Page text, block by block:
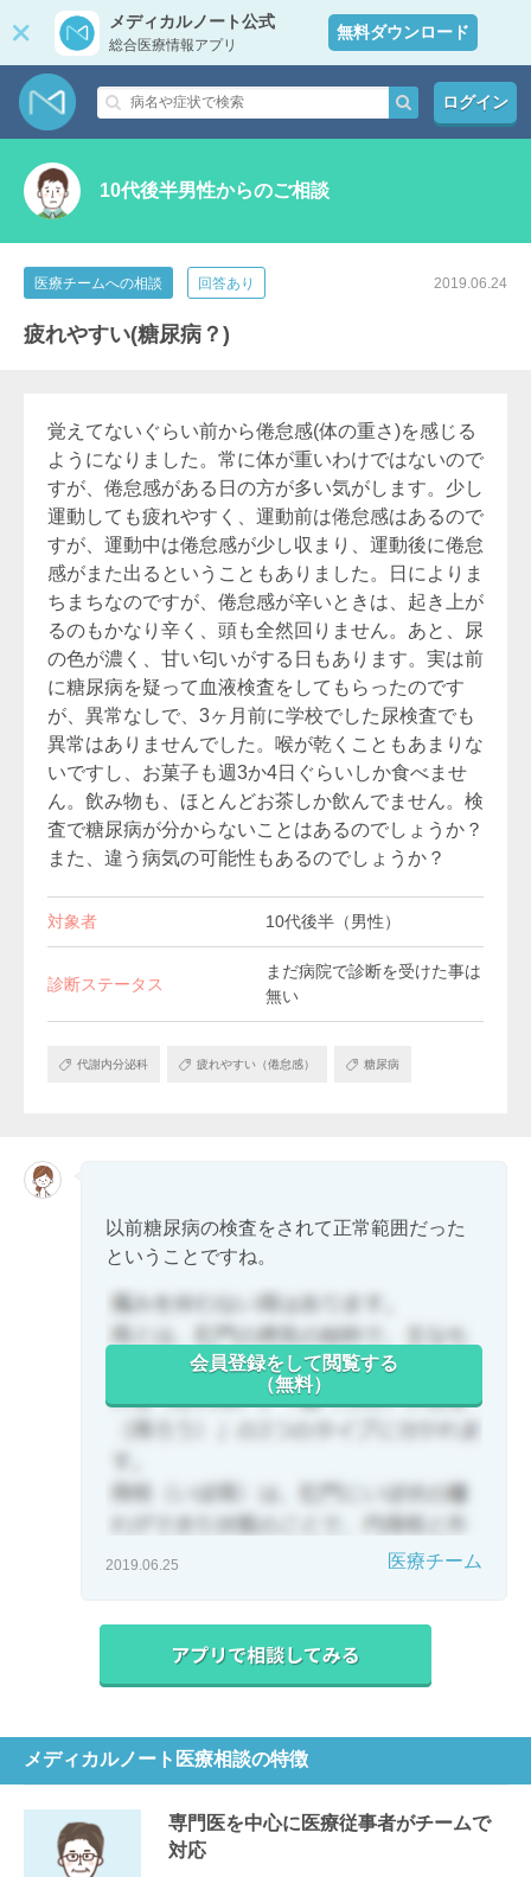
メディカルノート公式
総合医療情報アプリ
無料ダウンロード
ログイン
10代後半男性からのご相談
医療チームへの相談 回答あり 2019.06.24
疲れやすい(糖尿病？)
覚えてないぐらい前から倦怠感(体の重さ)を感じる
ようになりました。常に体が重いわけではないので
すが、倦怠感がある日の方が多い気がします。少し
運動しても疲れやすく、運動前は倦怠感はあるので
すが、運動中は倦怠感が少し収まり、運動後に倦怠
感がまた出るということもありました。日によりま
ちまちなのですが、倦怠感が辛いときは、起き上が
るのもかなり辛く、頭も全然回りません。あと、尿
の色が濃く、甘い匂いがする日もあります。実は前
に糖尿病を疑って血液検査をしてもらったのです
が、異常なしで、3ヶ月前に学校でした尿検査でも
異常はありませんでした。喉が乾くこともあまりな
いですし、お菓子も週3か4日ぐらいしか食べませ
ん。飲み物も、ほとんどお茶しか飲んでません。検
査で糖尿病が分からないことはあるのでしょうか？
また、違う病気の可能性もあるのでしょうか？
対象者 10代後半（男性）
診断ステータス
まだ病院で診断を受けた事は
無い
代謝内分泌科 疲れやすい（倦怠感） 糖尿病
以前糖尿病の検査をされて正常範囲だった
ということですね。
会員登録をして閲覧する
（無料）
2019.06.25 医療チーム
メディカルノート医療相談の特徴
専門医を中心に医療従事者がチームで
対応